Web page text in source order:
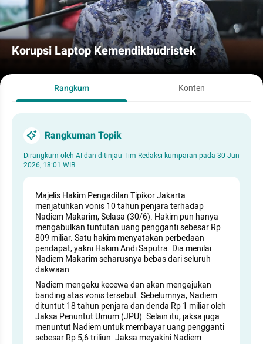
Korupsi Laptop Kemendikbudristek
Rangkum Konten
Rangkuman Topik
Dirangkum oleh AI dan ditinjau Tim Redaksi kumparan pada 30 Jun
2026, 18:01 WIB
Majelis Hakim Pengadilan Tipikor Jakarta
menjatuhkan vonis 10 tahun penjara terhadap
Nadiem Makarim, Selasa (30/6). Hakim pun hanya
mengabulkan tuntutan uang pengganti sebesar Rp
809 miliar. Satu hakim menyatakan perbedaan
pendapat, yakni Hakim Andi Saputra. Dia menilai
Nadiem Makarim seharusnya bebas dari seluruh
dakwaan.
Nadiem mengaku kecewa dan akan mengajukan
banding atas vonis tersebut. Sebelumnya, Nadiem
dituntut 18 tahun penjara dan denda Rp 1 miliar oleh
Jaksa Penuntut Umum (JPU). Selain itu, jaksa juga
menuntut Nadiem untuk membayar uang pengganti
sebesar Rp 5,6 triliun. Jaksa meyakini Nadiem